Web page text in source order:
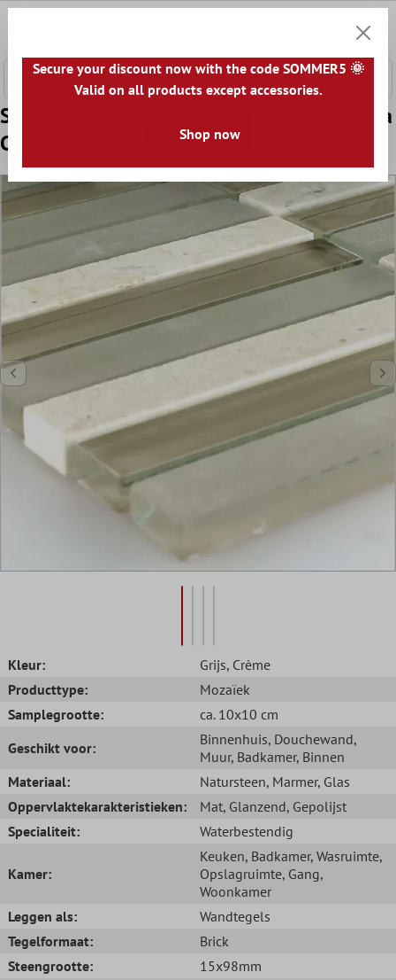
Sample Mozaïektegel Glas Marmer Barbuda
Crème
Kleur: Grijs, Crème
Producttype:
Mozaïek
Samplegrootte:
ca. 10x10 cm
Geschikt voor:
Binnenhuis, Douchewand,
Muur, Badkamer, Binnen
Materiaal:
Natursteen, Marmer, Glas
Oppervlaktekarakteristieken:
Mat, Glanzend, Gepolijst
Specialiteit:
Waterbestendig
Kamer:
Keuken, Badkamer, Wasruimte,
Opslagruimte, Gang,
Woonkamer
Leggen als:
Wandtegels
Tegelformaat:
Brick
Steengrootte:
15x98mm
Secure your discount now with the code SOMMER5 🌞
Valid on all products except accessories.
Shop now